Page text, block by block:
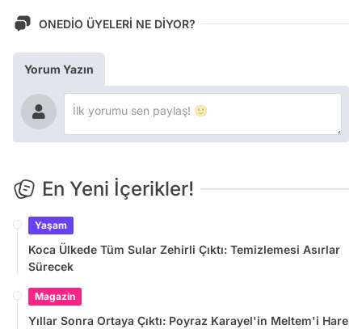
ONEDİO ÜYELERİ NE DİYOR?
Yorum Yazın
En Yeni İçerikler!
Yaşam
Koca Ülkede Tüm Sular Zehirli Çıktı: Temizlemesi Asırlar
Sürecek
Magazin
Yıllar Sonra Ortaya Çıktı: Poyraz Karayel'in Meltem'i Hare